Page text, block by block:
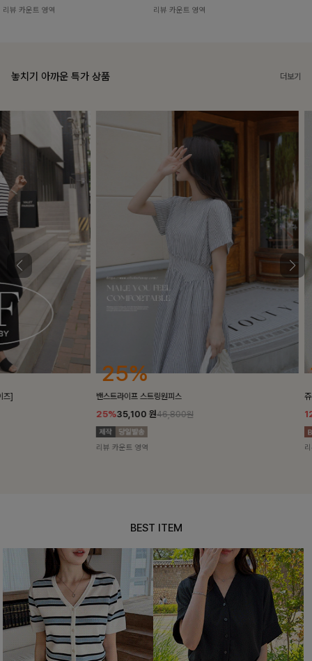
리뷰 카운트 영역 리뷰 카운트 영역
놓치기 아까운 특가 상품 더보기
25%
밴스트라이프 스트링원피스
35,100원46,800원
리뷰 카운트 영역
12%
쥬린레이스 카
리뷰 카운트 영
BEST ITEM